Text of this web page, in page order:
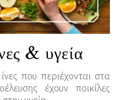
& υγεία
έχουν ποικίλες